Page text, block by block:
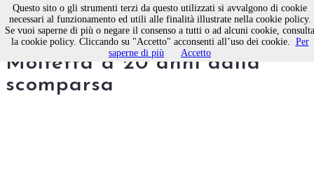
Don Tonino il ricordo di
Molfetta a 20 anni dalla
scomparsa
Questo sito o gli strumenti terzi da questo utilizzati si avvalgono di cookie
necessari al funzionamento ed utili alle finalità illustrate nella cookie policy.
Se vuoi saperne di più o negare il consenso a tutti o ad alcuni cookie, consulta
la cookie policy. Cliccando su "Accetto" acconsenti all’uso dei cookie. Per
saperne di più
Accetto